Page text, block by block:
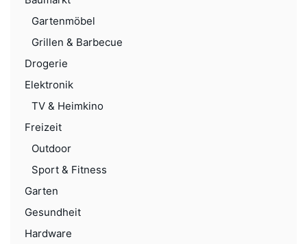
Gartenmöbel
Grillen & Barbecue
Drogerie
Elektronik
TV & Heimkino
Freizeit
Outdoor
Sport & Fitness
Garten
Gesundheit
Hardware